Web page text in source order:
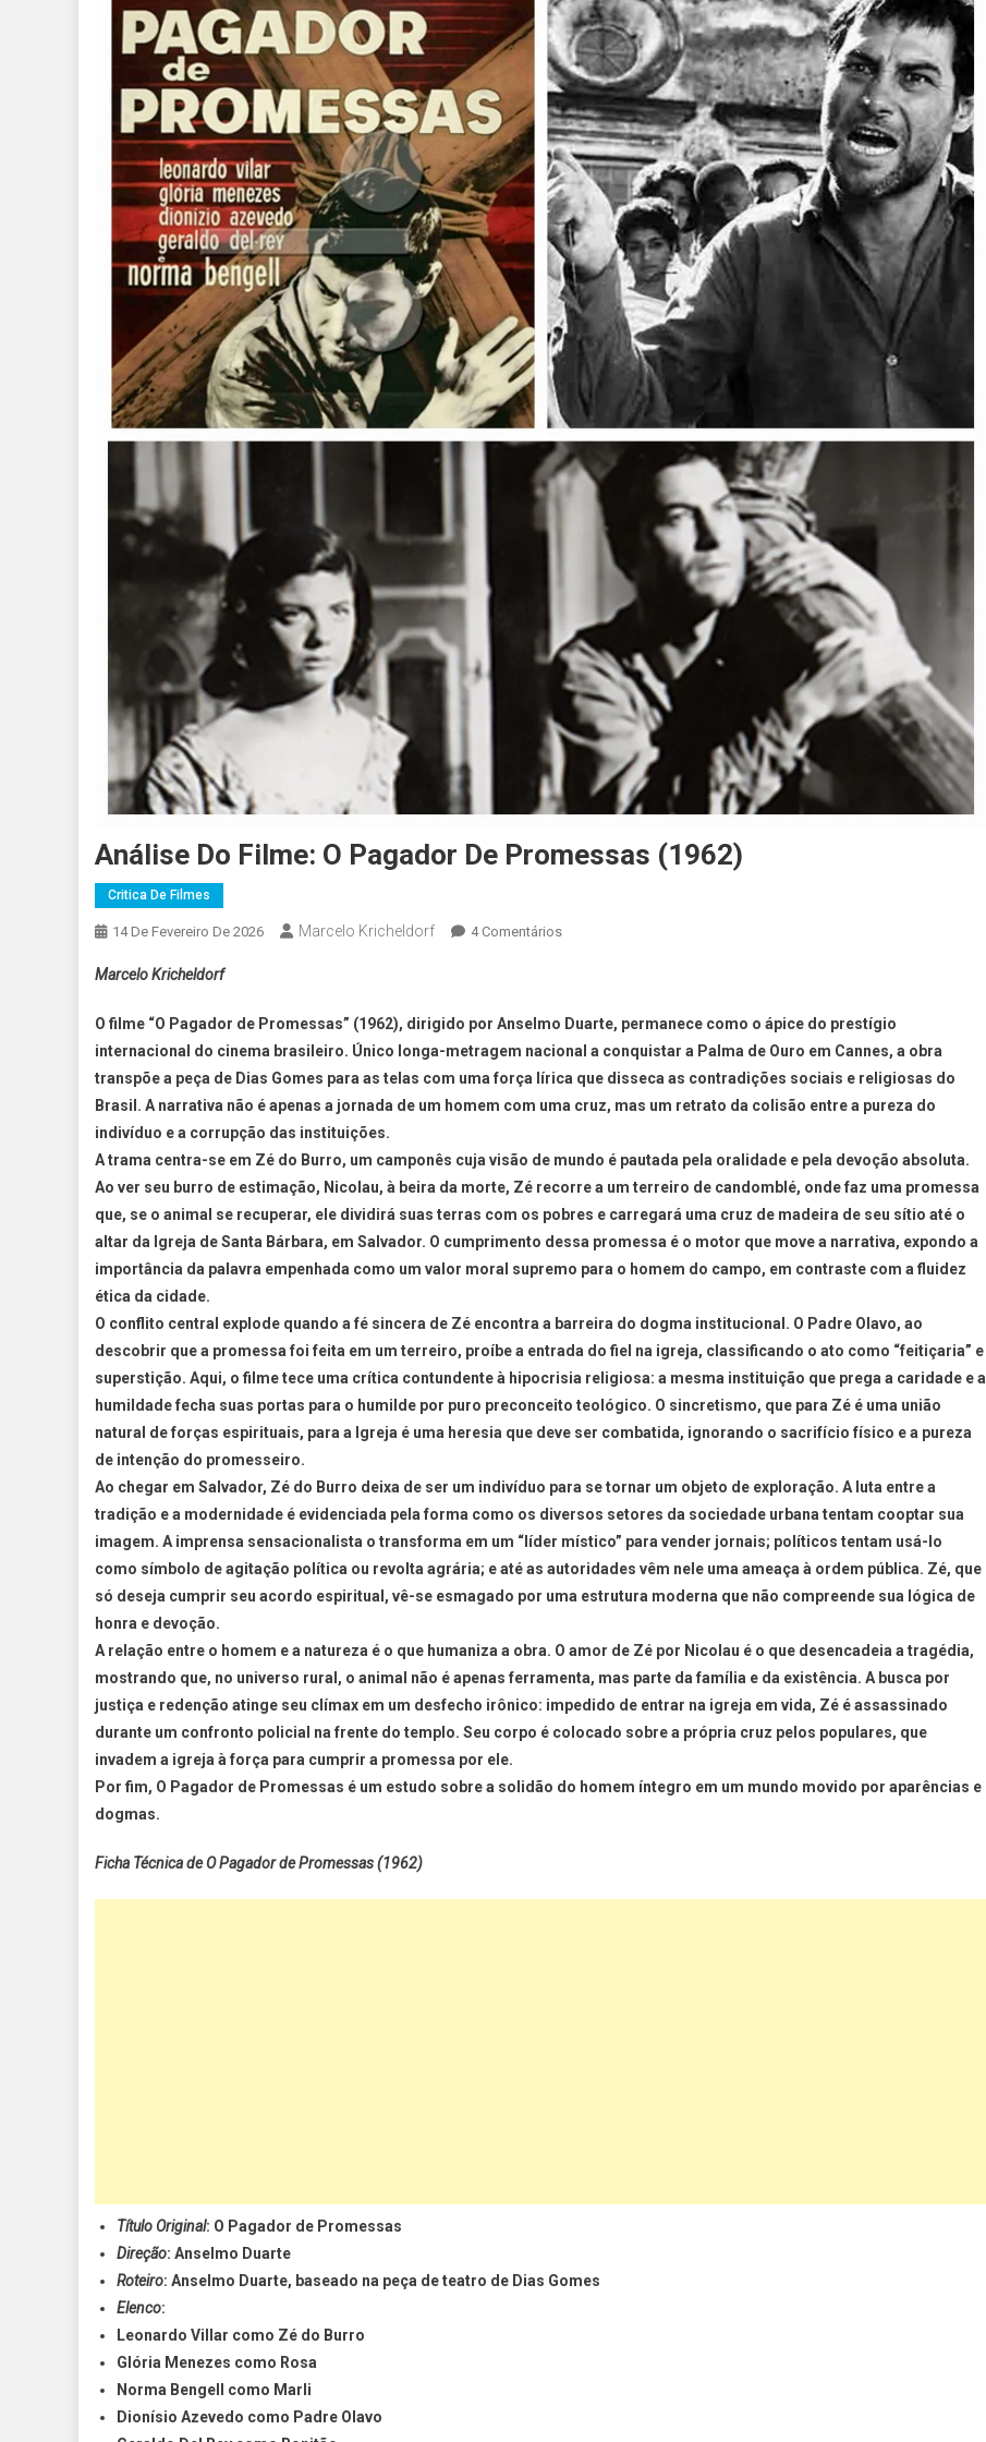
Análise Do Filme: O Pagador De Promessas (1962)
Critica De Filmes
14 De Fevereiro De 2026 Marcelo Kricheldorf 4 Comentários
Marcelo Kricheldorf
O filme “O Pagador de Promessas” (1962), dirigido por Anselmo Duarte, permanece como o ápice do prestígio
internacional do cinema brasileiro. Único longa-metragem nacional a conquistar a Palma de Ouro em Cannes, a obra
transpõe a peça de Dias Gomes para as telas com uma força lírica que disseca as contradições sociais e religiosas do
Brasil. A narrativa não é apenas a jornada de um homem com uma cruz, mas um retrato da colisão entre a pureza do
indivíduo e a corrupção das instituições.
A trama centra-se em Zé do Burro, um camponês cuja visão de mundo é pautada pela oralidade e pela devoção absoluta.
Ao ver seu burro de estimação, Nicolau, à beira da morte, Zé recorre a um terreiro de candomblé, onde faz uma promessa
que, se o animal se recuperar, ele dividirá suas terras com os pobres e carregará uma cruz de madeira de seu sítio até o
altar da Igreja de Santa Bárbara, em Salvador. O cumprimento dessa promessa é o motor que move a narrativa, expondo a
importância da palavra empenhada como um valor moral supremo para o homem do campo, em contraste com a fluidez
ética da cidade.
O conflito central explode quando a fé sincera de Zé encontra a barreira do dogma institucional. O Padre Olavo, ao
descobrir que a promessa foi feita em um terreiro, proíbe a entrada do fiel na igreja, classificando o ato como “feitiçaria” e
superstição. Aqui, o filme tece uma crítica contundente à hipocrisia religiosa: a mesma instituição que prega a caridade e a
humildade fecha suas portas para o humilde por puro preconceito teológico. O sincretismo, que para Zé é uma união
natural de forças espirituais, para a Igreja é uma heresia que deve ser combatida, ignorando o sacrifício físico e a pureza
de intenção do promesseiro.
Ao chegar em Salvador, Zé do Burro deixa de ser um indivíduo para se tornar um objeto de exploração. A luta entre a
tradição e a modernidade é evidenciada pela forma como os diversos setores da sociedade urbana tentam cooptar sua
imagem. A imprensa sensacionalista o transforma em um “líder místico” para vender jornais; políticos tentam usá-lo
como símbolo de agitação política ou revolta agrária; e até as autoridades vêm nele uma ameaça à ordem pública. Zé, que
só deseja cumprir seu acordo espiritual, vê-se esmagado por uma estrutura moderna que não compreende sua lógica de
honra e devoção.
A relação entre o homem e a natureza é o que humaniza a obra. O amor de Zé por Nicolau é o que desencadeia a tragédia,
mostrando que, no universo rural, o animal não é apenas ferramenta, mas parte da família e da existência. A busca por
justiça e redenção atinge seu clímax em um desfecho irônico: impedido de entrar na igreja em vida, Zé é assassinado
durante um confronto policial na frente do templo. Seu corpo é colocado sobre a própria cruz pelos populares, que
invadem a igreja à força para cumprir a promessa por ele.
Por fim, O Pagador de Promessas é um estudo sobre a solidão do homem íntegro em um mundo movido por aparências e
dogmas.
Ficha Técnica de O Pagador de Promessas (1962)
Título Original: O Pagador de Promessas
Direção: Anselmo Duarte
Roteiro: Anselmo Duarte, baseado na peça de teatro de Dias Gomes
Elenco:
Leonardo Villar como Zé do Burro
Glória Menezes como Rosa
Norma Bengell como Marli
Dionísio Azevedo como Padre Olavo